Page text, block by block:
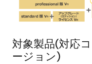
対象製品(対応
ージョン)